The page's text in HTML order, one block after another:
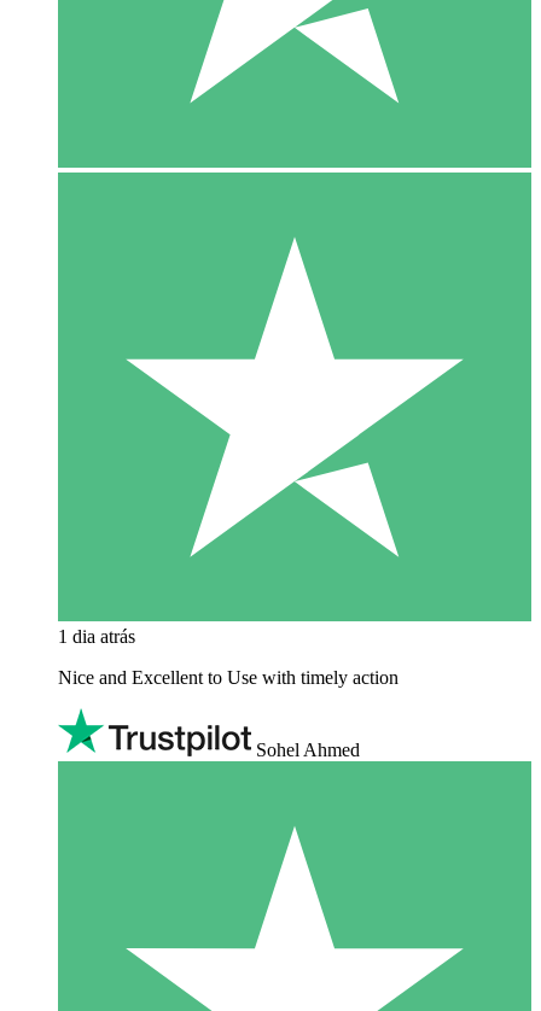
1 dia atrás
Nice and Excellent to Use with timely action
Sohel Ahmed